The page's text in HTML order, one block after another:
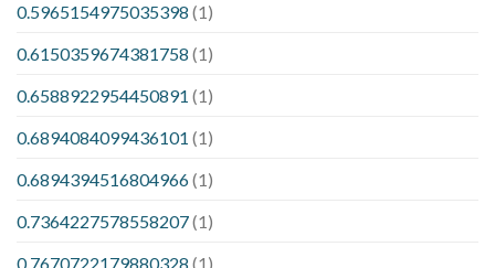
0.5965154975035398 (1)
0.6150359674381758 (1)
0.6588922954450891 (1)
0.6894084099436101 (1)
0.6894394516804966(1)
0.7364227578558207(1)
0.7670722179880328 (1)